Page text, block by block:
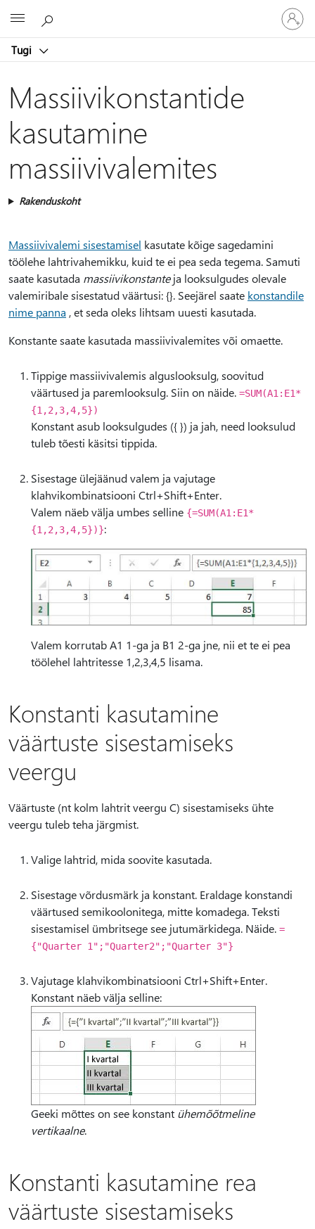
Tugi
Logige
sisse
oma
Massiivikonstantide
kasutamine
massiivivalemites
Rakenduskoht
Massiivivalemi sisestamisel kasutate kõige sagedamini
töölehe lahtrivahemikku, kuid te ei pea seda tegema. Samuti
saate kasutada massiivikonstanteja looksulgudes olevale
valemiribale sisestatud väärtusi: {}. Seejärel saate konstandile
nime panna , et seda oleks lihtsam uuesti kasutada.
Konstante saate kasutada massiivivalemites või omaette.
Tippige massiivivalemis alguslooksulg, soovitud
väärtused ja paremlooksulg. Siin on näide. =SUM(A1:E1*
{1,2,3,4,5})
Konstant asub looksulgudes ({ }) ja jah, need looksulud
tuleb tõesti käsitsi tippida.
Sisestage ülejäänud valem ja vajutage
klahvikombinatsiooni Ctrl+Shift+Enter.
Valem näeb välja umbes selline {=SUM(A1:E1*
{1,2,3,4,5})}:
Valem korrutab A1 1-ga ja B1 2-ga jne, nii et te ei pea
töölehel lahtritesse 1,2,3,4,5 lisama.
Konstanti kasutamine
väärtuste sisestamiseks
veergu
Väärtuste (nt kolm lahtrit veergu C) sisestamiseks ühte
veergu tuleb teha järgmist.
Valige lahtrid, mida soovite kasutada.
Sisestage võrdusmärk ja konstant. Eraldage konstandi
väärtused semikoolonitega, mitte komadega. Teksti
sisestamisel ümbritsege see jutumärkidega. Näide. =
{"Quarter 1";"Quarter2";"Quarter 3"}
Vajutage klahvikombinatsiooni Ctrl+Shift+Enter.
Konstant näeb välja selline:
Geeki mõttes on see konstant ühemõõtmeline
vertikaalne.
Konstanti kasutamine rea
väärtuste sisestamiseks